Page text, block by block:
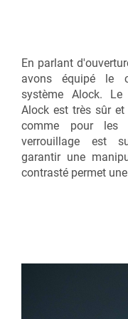
En parlant
avons équipé le
système Alock. Le
Alock est très sûr
comme pour les
verrouillage est
garantir une
contrasté permet